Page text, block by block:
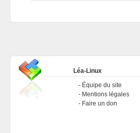
Léa-Linux
Équipe du site
Mentions légales
Faire un don